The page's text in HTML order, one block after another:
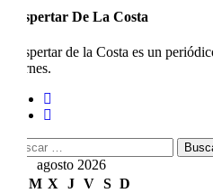
Despertar De La Costa
Despertar de la Costa es un
viernes.
Buscar:
agosto 2026
M X J V S D